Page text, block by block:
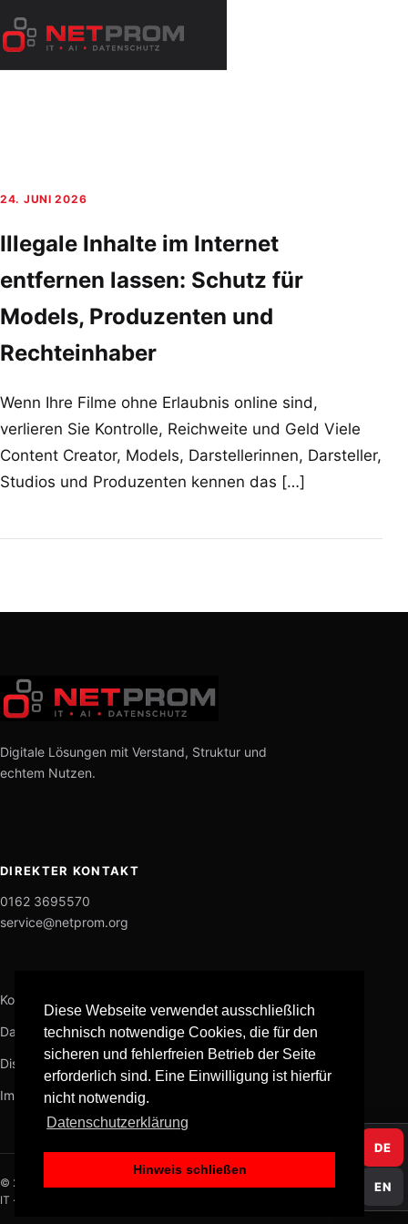
Diese Webseite verwendet ausschließlich
technisch notwendige Cookies, die für den
sicheren und fehlerfreien Betrieb der Seite
erforderlich sind. Eine Einwilligung ist hierfür
nicht notwendig.
Datenschutzerklärung
Hinweis schließen
Inhalt
DE
EN
24. JUNI 2026
Illegale Inhalte im Internet
entfernen lassen: Schutz für
Models, Produzenten und
Rechteinhaber
Wenn Ihre Filme ohne Erlaubnis online sind,
verlieren Sie Kontrolle, Reichweite und Geld Viele
Content Creator, Models, Darstellerinnen, Darsteller,
Studios und Produzenten kennen das […]
Digitale Lösungen mit Verstand, Struktur und
echtem Nutzen.
DIREKTER KONTAKT
0162 3695570
service@netprom.org
Kontakt
Datenschutz
Disclaimer
Impressum
© 2026 NETPROM
IT · KI · Datenschutz · Medien · Software